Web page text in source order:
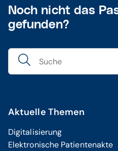
Noch nicht das
gefunden?
Aktuelle Themen
Digitalisierung
Elektronische Patientenakte